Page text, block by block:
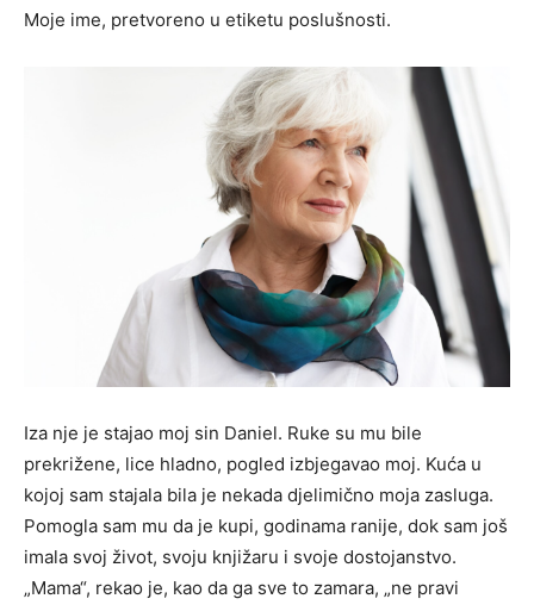
Moje ime, pretvoreno u etiketu poslušnosti.
Iza nje je stajao moj sin Daniel. Ruke su mu bile
prekrižene, lice hladno, pogled izbjegavao moj. Kuća u
kojoj sam stajala bila je nekada djelimično moja zasluga.
Pomogla sam mu da je kupi, godinama ranije, dok sam još
imala svoj život, svoju knjižaru i svoje dostojanstvo.
„Mama“, rekao je, kao da ga sve to zamara, „ne pravi